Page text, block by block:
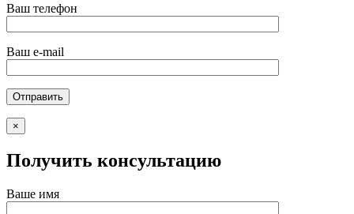
Ваш телефон
Ваш e-mail
×
Получить консультацию
Ваше имя